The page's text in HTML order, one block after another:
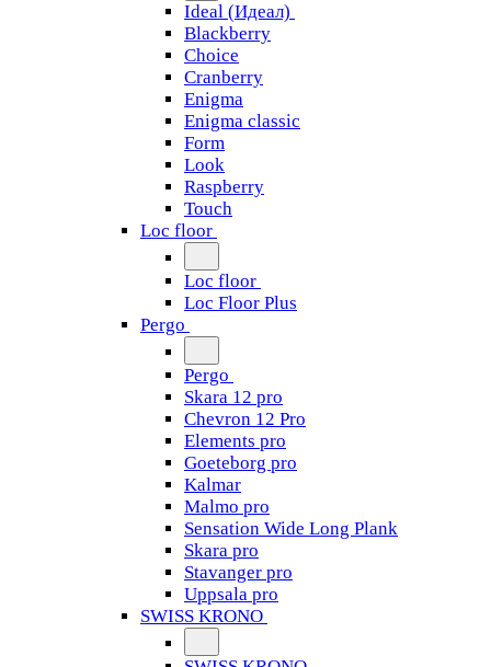
Ideal (Идеал)
Blackberry
Choice
Cranberry
Enigma
Enigma classic
Form
Look
Raspberry
Touch
Loc floor
Loc floor
Loc Floor Plus
Pergo
Pergo
Skara 12 pro
Chevron 12 Pro
Elements pro
Goeteborg pro
Kalmar
Malmo pro
Sensation Wide Long Plank
Skara pro
Stavanger pro
Uppsala pro
SWISS KRONO